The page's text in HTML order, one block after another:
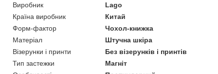
Виробник
Lago
Країна виробник
Китай
Форм-фактор
Чохол-книжка
Матеріал
Штучна шкіра
Візерунки і принти
Без візерунків і принтів
Тип застежки
Магніт